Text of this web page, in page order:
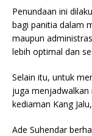
Penundaan ini
bagi panitia dalam
maupun
lebih optimal dan
Selain itu, untuk
juga
kediaman Kang
Ade Suhendar